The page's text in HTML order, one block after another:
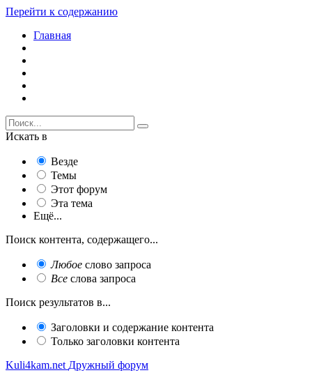
Перейти к содержанию
Главная
Искать в
Везде
Темы
Этот форум
Эта тема
Ещё...
Поиск контента, содержащего...
Любое слово запроса
Все слова запроса
Поиск результатов в...
Заголовки и содержание контента
Только заголовки контента
Kuli4kam.net Дружный форум